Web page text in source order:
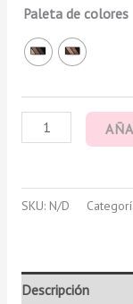
Paleta de colores
SKU: N/D
Descripción